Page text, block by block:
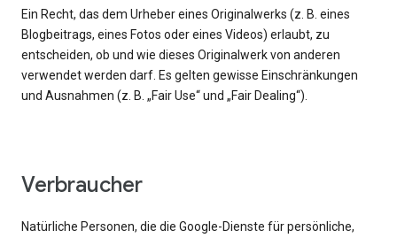
Ein Recht, das dem Urheber eines Originalwerks (z. B. eines
Blogbeitrags, eines Fotos oder eines Videos) erlaubt, zu
entscheiden, ob und wie dieses Originalwerk von anderen
verwendet werden darf. Es gelten gewisse Einschränkungen
und Ausnahmen (z. B. „Fair Use“ und „Fair Dealing“).
Verbraucher
Natürliche Personen, die die Google-Dienste für persönliche,